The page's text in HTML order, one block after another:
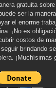
gratuita
ser la
el enorme
¡No es
costos de
brindando
¡Muchísimas